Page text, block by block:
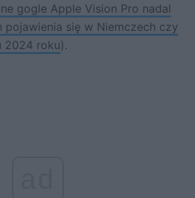
gogle Apple Vision Pro nadal
pojawienia się w Niemczech czy
2024 roku).